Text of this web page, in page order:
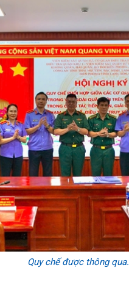
Quy chế được thông qua.